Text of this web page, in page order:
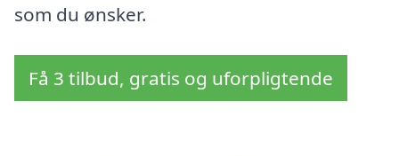
som du ønsker.
Få 3 tilbud, gratis og uforpligtende